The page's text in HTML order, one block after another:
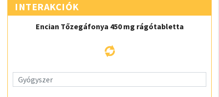
INTERAKCIÓK
Encian Tőzegáfonya 450 mg rágótabletta